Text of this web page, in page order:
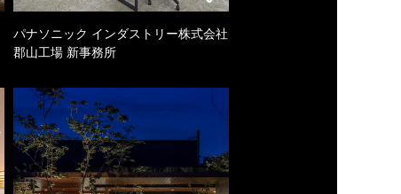
パナソニック インダストリー株式会社
郡山工場 新事務所